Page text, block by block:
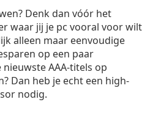
Denk dan vóór het
waar jij je pc vooral voor wilt
alleen maar eenvoudige
op een paar
AAA-titels op
Dan heb je echt een high-
nodig.